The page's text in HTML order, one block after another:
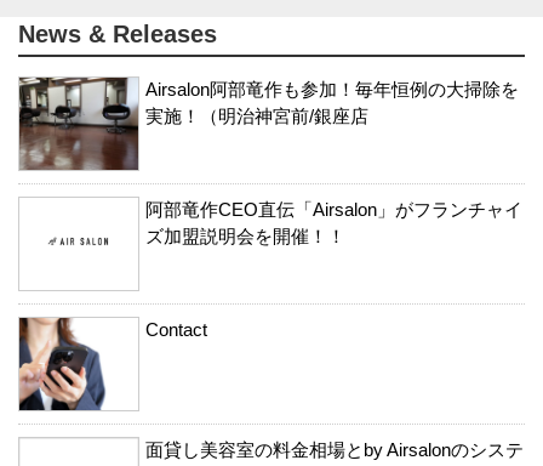
News & Releases
Airsalon阿部竜作も参加！毎年恒例の大掃除を
実施！（明治神宮前/銀座店
阿部竜作CEO直伝「Airsalon」がフランチャイ
ズ加盟説明会を開催！！
Contact
面貸し美容室の料金相場とby Airsalonのシステ